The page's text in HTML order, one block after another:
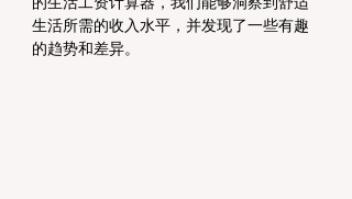
生活所需的收入水平，并发现了一些有趣
的趋势和差异。